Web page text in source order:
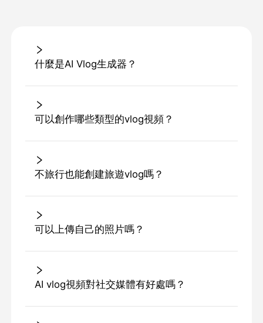
什麼是AI Vlog生成器？
可以創作哪些類型的vlog視頻？
不旅行也能創建旅遊vlog嗎？
可以上傳自己的照片嗎？
AI vlog視頻對社交媒體有好處嗎？